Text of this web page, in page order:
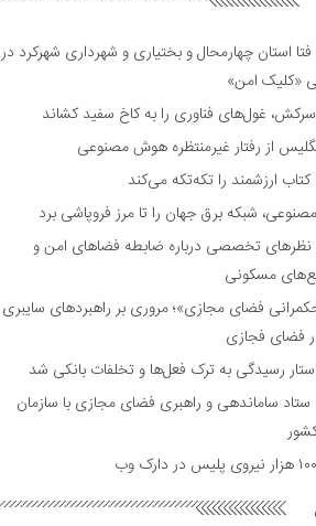
استان چهارمحال و بختیاری و شهرداری شهرکرد در
«کلیک امن»
غول‌های فناوری را به کاخ سفید کشاند
از رفتار غیرمنتظره هوش مصنوعی
کتاب ارزشمند را تکه‌تکه می‌کند
شبکه برق جهان را تا مرز فروپاشی برد
نظر‌های تخصصی درباره ضابطه فضا‌های امن و
مسکونی
فضای مجازی»؛ مروری بر راهبرد‌های سایبری
فضای فجازی
رسیدگی به ترک فعل‌ها و تخلفات بانکی شد
ساماندهی و راهبری فضای مجازی با سازمان